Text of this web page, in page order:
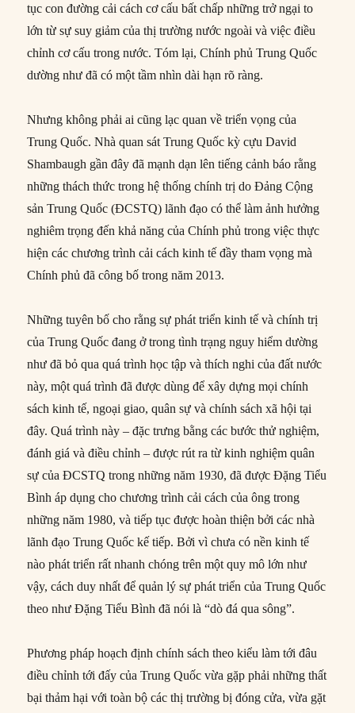
tục con đường cải cách cơ cấu bất chấp những trở ngại to
lớn từ sự suy giảm của thị trường nước ngoài và việc điều
chỉnh cơ cấu trong nước. Tóm lại, Chính phủ Trung Quốc
dường như đã có một tầm nhìn dài hạn rõ ràng.
Nhưng không phải ai cũng lạc quan về triển vọng của
Trung Quốc. Nhà quan sát Trung Quốc kỳ cựu David
Shambaugh gần đây đã mạnh dạn lên tiếng cảnh báo rằng
những thách thức trong hệ thống chính trị do Đảng Cộng
sản Trung Quốc (ĐCSTQ) lãnh đạo có thể làm ảnh hưởng
nghiêm trọng đến khả năng của Chính phủ trong việc thực
hiện các chương trình cải cách kinh tế đầy tham vọng mà
Chính phủ đã công bố trong năm 2013.
Những tuyên bố cho rằng sự phát triển kinh tế và chính trị
của Trung Quốc đang ở trong tình trạng nguy hiểm dường
như đã bỏ qua quá trình học tập và thích nghi của đất nước
này, một quá trình đã được dùng để xây dựng mọi chính
sách kinh tế, ngoại giao, quân sự và chính sách xã hội tại
đây. Quá trình này – đặc trưng bằng các bước thử nghiệm,
đánh giá và điều chỉnh – được rút ra từ kinh nghiệm quân
sự của ĐCSTQ trong những năm 1930, đã được Đặng Tiểu
Bình áp dụng cho chương trình cải cách của ông trong
những năm 1980, và tiếp tục được hoàn thiện bởi các nhà
lãnh đạo Trung Quốc kế tiếp. Bởi vì chưa có nền kinh tế
nào phát triển rất nhanh chóng trên một quy mô lớn như
vậy, cách duy nhất để quản lý sự phát triển của Trung Quốc
theo như Đặng Tiểu Bình đã nói là “dò đá qua sông”.
Phương pháp hoạch định chính sách theo kiểu làm tới đâu
điều chỉnh tới đấy của Trung Quốc vừa gặp phải những thất
bại thảm hại với toàn bộ các thị trường bị đóng cửa, vừa gặt